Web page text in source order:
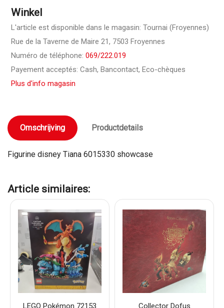
Winkel
L'article est disponible dans le magasin: Tournai (Froyennes)
Rue de la Taverne de Maire 21, 7503 Froyennes
Numéro de téléphone:069/222.019
Payement acceptés: Cash, Bancontact, Eco-chèques
Plus d'info magasin
Omschrijving Productdetails
Figurine disney Tiana 6015330 showcase
Article similaires:
LEGO Pokémon 72153 Collector Dofus